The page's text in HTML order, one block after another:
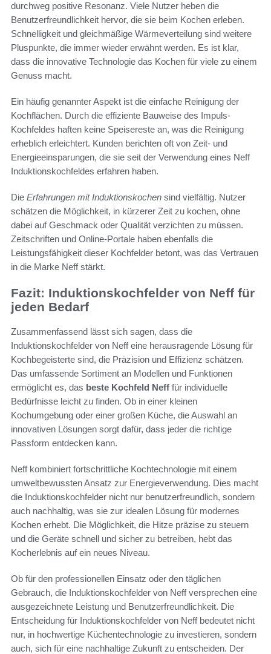
durchweg positive Resonanz. Viele Nutzer heben die
Benutzerfreundlichkeit hervor, die sie beim Kochen erleben.
Schnelligkeit und gleichmäßige Wärmeverteilung sind weitere
Pluspunkte, die immer wieder erwähnt werden. Es ist klar,
dass die innovative Technologie das Kochen für viele zu einem
Genuss macht.
Ein häufig genannter Aspekt ist die einfache Reinigung der
Kochflächen. Durch die effiziente Bauweise des Impuls-
Kochfeldes haften keine Speisereste an, was die Reinigung
erheblich erleichtert. Kunden berichten oft von Zeit- und
Energieeinsparungen, die sie seit der Verwendung eines Neff
Induktionskochfeldes erfahren haben.
Die Erfahrungen mit Induktionskochen sind vielfältig. Nutzer
schätzen die Möglichkeit, in kürzerer Zeit zu kochen, ohne
dabei auf Geschmack oder Qualität verzichten zu müssen.
Zeitschriften und Online-Portale haben ebenfalls die
Leistungsfähigkeit dieser Kochfelder betont, was das Vertrauen
in die Marke Neff stärkt.
Fazit: Induktionskochfelder von Neff für
jeden Bedarf
Zusammenfassend lässt sich sagen, dass die
Induktionskochfelder von Neff eine herausragende Lösung für
Kochbegeisterte sind, die Präzision und Effizienz schätzen.
Das umfassende Sortiment an Modellen und Funktionen
ermöglicht es, das beste Kochfeld Neff für individuelle
Bedürfnisse leicht zu finden. Ob in einer kleinen
Kochumgebung oder einer großen Küche, die Auswahl an
innovativen Lösungen sorgt dafür, dass jeder die richtige
Passform entdecken kann.
Neff kombiniert fortschrittliche Kochtechnologie mit einem
umweltbewussten Ansatz zur Energieverwendung. Dies macht
die Induktionskochfelder nicht nur benutzerfreundlich, sondern
auch nachhaltig, was sie zur idealen Lösung für modernes
Kochen erhebt. Die Möglichkeit, die Hitze präzise zu steuern
und die Geräte schnell und sicher zu betreiben, hebt das
Kocherlebnis auf ein neues Niveau.
Ob für den professionellen Einsatz oder den täglichen
Gebrauch, die Induktionskochfelder von Neff versprechen eine
ausgezeichnete Leistung und Benutzerfreundlichkeit. Die
Entscheidung für Induktionskochfelder von Neff bedeutet nicht
nur, in hochwertige Küchentechnologie zu investieren, sondern
auch, sich für eine nachhaltige Zukunft zu entscheiden. Der